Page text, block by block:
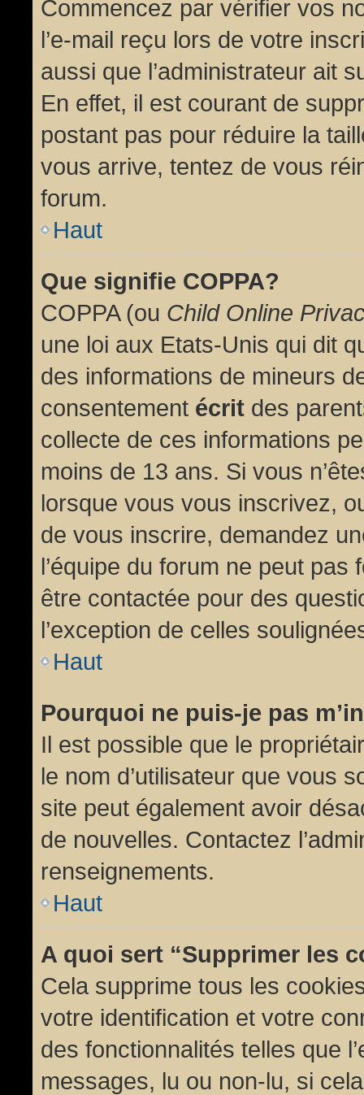
Commencez par vérifier vos
l’e-mail reçu lors de votre
aussi que l’administrateur ait
En effet, il est courant de
postant pas pour réduire la
vous arrive, tentez de vous
forum.
Haut
Que signifie COPPA?
COPPA (ou Child Online
une loi aux Etats-Unis qui dit
des informations de mineurs
consentement écrit des
collecte de ces informations
moins de 13 ans. Si vous
lorsque vous vous inscrivez,
de vous inscrire, demandez
l’équipe du forum ne peut
être contactée pour des
l’exception de celles
Haut
Pourquoi ne puis-je pas
Il est possible que le
le nom d’utilisateur que vous
site peut également avoir
de nouvelles. Contactez
renseignements.
Haut
A quoi sert “Supprimer les
Cela supprime tous les
votre identification et votre
des fonctionnalités telles que
messages, lu ou non-lu, si